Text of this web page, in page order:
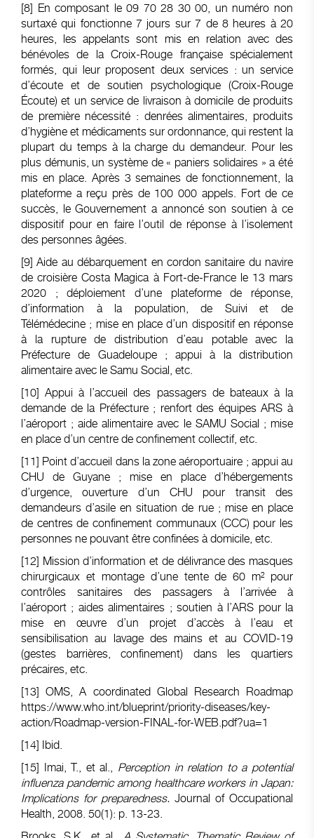
[8] En composant le 09 70 28 30 00, un numéro non
surtaxé qui fonctionne 7 jours sur 7 de 8 heures à 20
heures, les appelants sont mis en relation avec des
bénévoles de la Croix-Rouge française spécialement
formés, qui leur proposent deux services : un service
d’écoute et de soutien psychologique (Croix-Rouge
Écoute) et un service de livraison à domicile de produits
de première nécessité : denrées alimentaires, produits
d’hygiène et médicaments sur ordonnance, qui restent la
plupart du temps à la charge du demandeur. Pour les
plus démunis, un système de « paniers solidaires » a été
mis en place. Après 3 semaines de fonctionnement, la
plateforme a reçu près de 100 000 appels. Fort de ce
succès, le Gouvernement a annoncé son soutien à ce
dispositif pour en faire l’outil de réponse à l’isolement
des personnes âgées.
[9] Aide au débarquement en cordon sanitaire du navire
de croisière Costa Magica à Fort-de-France le 13 mars
2020 ; déploiement d’une plateforme de réponse,
d’information à la population, de Suivi et de
Télémédecine ; mise en place d’un dispositif en réponse
à la rupture de distribution d’eau potable avec la
Préfecture de Guadeloupe ; appui à la distribution
alimentaire avec le Samu Social, etc.
[10] Appui à l’accueil des passagers de bateaux à la
demande de la Préfecture ; renfort des équipes ARS à
l’aéroport ; aide alimentaire avec le SAMU Social ; mise
en place d’un centre de confinement collectif, etc.
[11] Point d’accueil dans la zone aéroportuaire ; appui au
CHU de Guyane ; mise en place d’hébergements
d’urgence, ouverture d’un CHU pour transit des
demandeurs d’asile en situation de rue ; mise en place
de centres de confinement communaux (CCC) pour les
personnes ne pouvant être confinées à domicile, etc.
[12] Mission d’information et de délivrance des masques
chirurgicaux et montage d’une tente de 60 m² pour
contrôles sanitaires des passagers à l’arrivée à
l’aéroport ; aides alimentaires ; soutien à l’ARS pour la
mise en œuvre d’un projet d’accès à l’eau et
sensibilisation au lavage des mains et au COVID-19
(gestes barrières, confinement) dans les quartiers
précaires, etc.
[13] OMS, A coordinated Global Research Roadmap
https://www.who.int/blueprint/priority-diseases/key-
action/Roadmap-version-FINAL-for-WEB.pdf?ua=1
[14] Ibid.
[15] Imai, T., et al., Perception in relation to a potential
influenza pandemic among healthcare workers in Japan:
Implications for preparedness. Journal of Occupational
Health, 2008. 50(1): p. 13-23.